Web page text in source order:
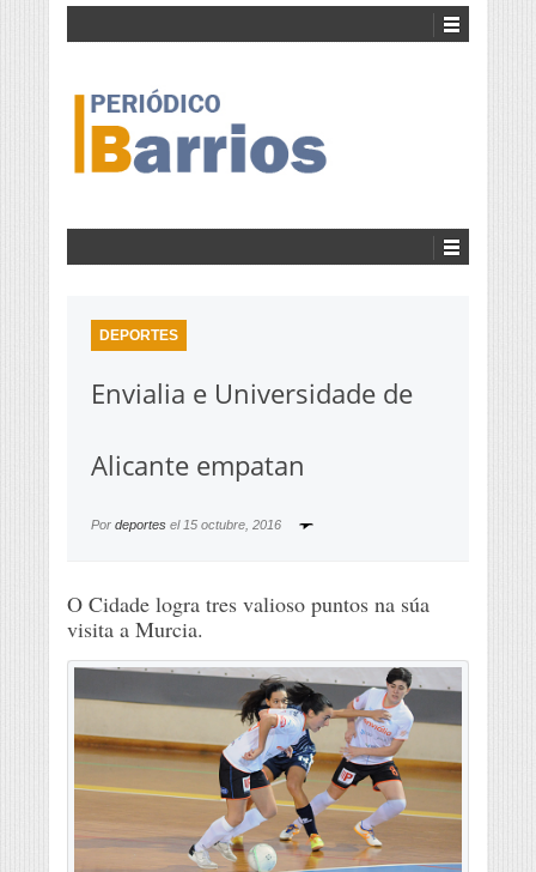
DEPORTES
Envialia e Universidade de
Alicante empatan
Por deportes el 15 octubre, 2016
O Cidade logra tres valioso puntos na súa
visita a Murcia.